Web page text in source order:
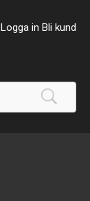
Logga in Bli kund